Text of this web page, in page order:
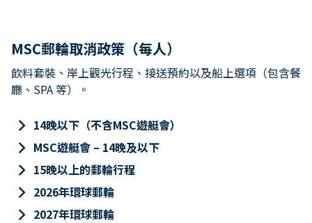
MSC郵輪取消政策（每人）
飲料套裝、岸上觀光行程、接送預約以及船上選項（包含餐
廳、SPA 等）。
keyboard_arrow_right 14晚以下（不含MSC遊艇會）
keyboard_arrow_right MSC遊艇會 – 14晚及以下
keyboard_arrow_right 15晚以上的郵輪行程
keyboard_arrow_right 2026年環球郵輪
keyboard_arrow_right 2027年環球郵輪